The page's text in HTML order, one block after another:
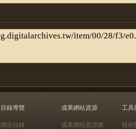
目錄導覽
聯合目錄
成果網站資源
成果網站資源庫
工具
技術